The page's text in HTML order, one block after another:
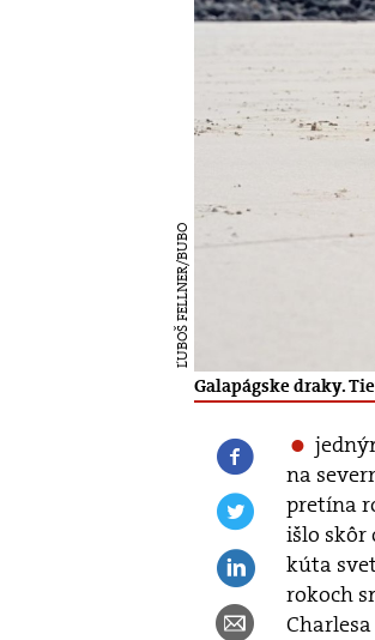
ĽUBOŠ FELLNER/BUBO
Galapágske draky.
na
pretína
išlo skôr
kúta
rokoch